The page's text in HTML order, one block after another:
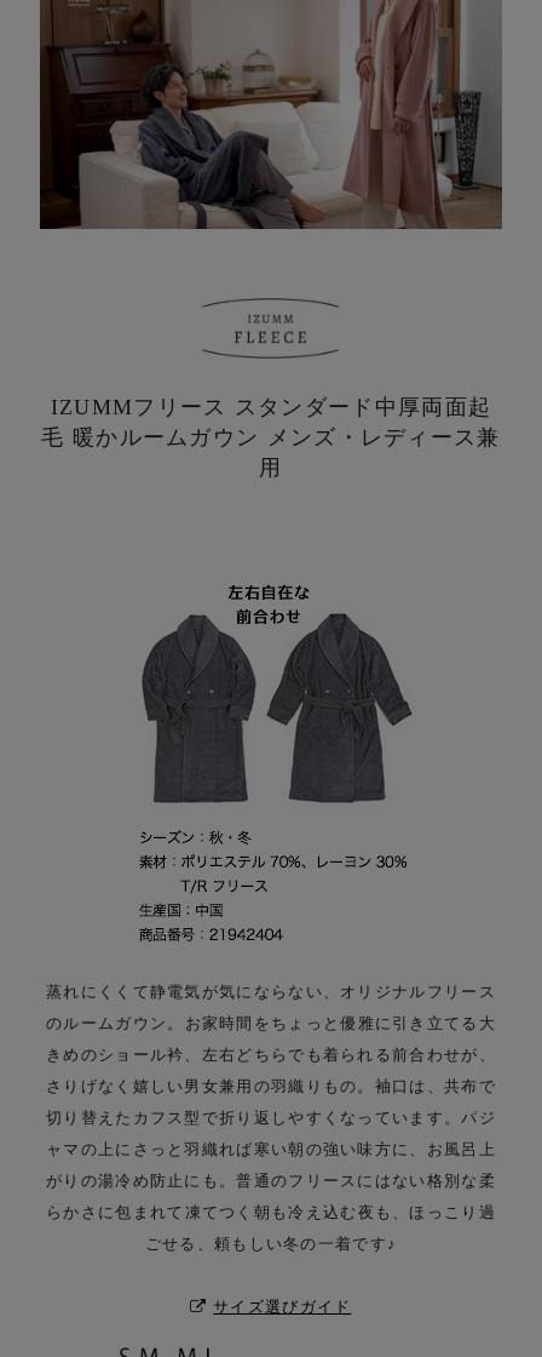
IZUMMフリース スタンダード中厚両面起
毛 暖かルームガウン メンズ・レディース兼
用
蒸れにくくて静電気が気にならない、オリジナルフリース
のルームガウン。 お家時間をちょっと優雅に引き立てる大
きめのショール衿、 左右どちらでも着られる前合わせが、
さりげなく嬉しい男女兼用の羽織りもの。 袖口は、共布で
切り替えたカフス型で折り返しやすくなっています。パジ
ャマの上にさっと羽織れば寒い朝の強い味方に、お風呂上
がりの湯冷め防止にも。普通のフリースにはない格別な柔
らかさに包まれて 凍てつく朝も冷え込む夜も、ほっこり過
ごせる、頼もしい冬の一着です♪
サイズ選びガイド